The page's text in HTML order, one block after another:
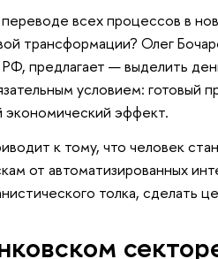
всех процессов в
трансформации? Олег
предлагает — выделить
условием: готовый
экономический эффект.
к тому, что человек
от автоматизированных
толка, сделать